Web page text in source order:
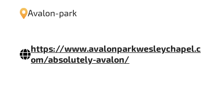
Avalon-park
https://www.avalonparkwesleychapel.c
om/absolutely-avalon/